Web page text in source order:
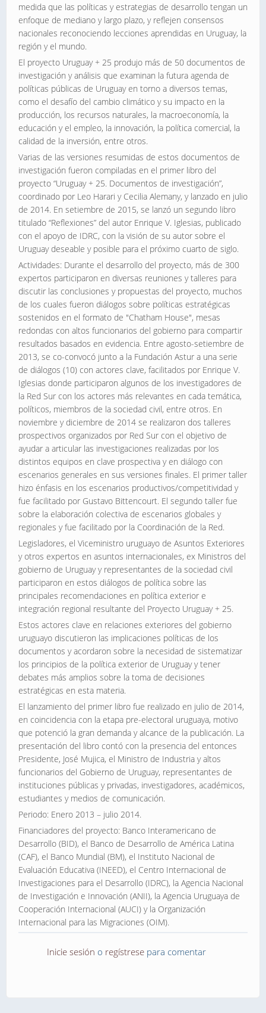
medida que las políticas y estrategias de desarrollo tengan un
enfoque de mediano y largo plazo, y reflejen consensos
nacionales reconociendo lecciones aprendidas en Uruguay, la
región y el mundo.
El proyecto Uruguay + 25 produjo más de 50 documentos de
investigación y análisis que examinan la futura agenda de
políticas públicas de Uruguay en torno a diversos temas,
como el desafío del cambio climático y su impacto en la
producción, los recursos naturales, la macroeconomía, la
educación y el empleo, la innovación, la política comercial, la
calidad de la inversión, entre otros.
Varias de las versiones resumidas de estos documentos de
investigación fueron compiladas en el primer libro del
proyecto “Uruguay + 25. Documentos de investigación”,
coordinado por Leo Harari y Cecilia Alemany, y lanzado en julio
de 2014. En setiembre de 2015, se lanzó un segundo libro
titulado “Reflexiones” del autor Enrique V. Iglesias, publicado
con el apoyo de IDRC, con la visión de su autor sobre el
Uruguay deseable y posible para el próximo cuarto de siglo.
Actividades: Durante el desarrollo del proyecto, más de 300
expertos participaron en diversas reuniones y talleres para
discutir las conclusiones y propuestas del proyecto, muchos
de los cuales fueron diálogos sobre políticas estratégicas
sostenidos en el formato de "Chatham House", mesas
redondas con altos funcionarios del gobierno para compartir
resultados basados en evidencia. Entre agosto-setiembre de
2013, se co-convocó junto a la Fundación Astur a una serie
de diálogos (10) con actores clave, facilitados por Enrique V.
Iglesias donde participaron algunos de los investigadores de
la Red Sur con los actores más relevantes en cada temática,
políticos, miembros de la sociedad civil, entre otros. En
noviembre y diciembre de 2014 se realizaron dos talleres
prospectivos organizados por Red Sur con el objetivo de
ayudar a articular las investigaciones realizadas por los
distintos equipos en clave prospectiva y en diálogo con
escenarios generales en sus versiones finales. El primer taller
hizo énfasis en los escenarios productivos/competitividad y
fue facilitado por Gustavo Bittencourt. El segundo taller fue
sobre la elaboración colectiva de escenarios globales y
regionales y fue facilitado por la Coordinación de la Red.
Legisladores, el Viceministro uruguayo de Asuntos Exteriores
y otros expertos en asuntos internacionales, ex Ministros del
gobierno de Uruguay y representantes de la sociedad civil
participaron en estos diálogos de política sobre las
principales recomendaciones en política exterior e
integración regional resultante del Proyecto Uruguay + 25.
Estos actores clave en relaciones exteriores del gobierno
uruguayo discutieron las implicaciones políticas de los
documentos y acordaron sobre la necesidad de sistematizar
los principios de la política exterior de Uruguay y tener
debates más amplios sobre la toma de decisiones
estratégicas en esta materia.
El lanzamiento del primer libro fue realizado en julio de 2014,
en coincidencia con la etapa pre-electoral uruguaya, motivo
que potenció la gran demanda y alcance de la publicación. La
presentación del libro contó con la presencia del entonces
Presidente, José Mujica, el Ministro de Industria y altos
funcionarios del Gobierno de Uruguay, representantes de
instituciones públicas y privadas, investigadores, académicos,
estudiantes y medios de comunicación.
Periodo: Enero 2013 – julio 2014.
Financiadores del proyecto: Banco Interamericano de
Desarrollo (BID), el Banco de Desarrollo de América Latina
(CAF), el Banco Mundial (BM), el Instituto Nacional de
Evaluación Educativa (INEED), el Centro Internacional de
Investigaciones para el Desarrollo (IDRC), la Agencia Nacional
de Investigación e Innovación (ANII), la Agencia Uruguaya de
Cooperación Internacional (AUCI) y la Organización
Internacional para las Migraciones (OIM).
Inicie sesión o regístresepara comentar